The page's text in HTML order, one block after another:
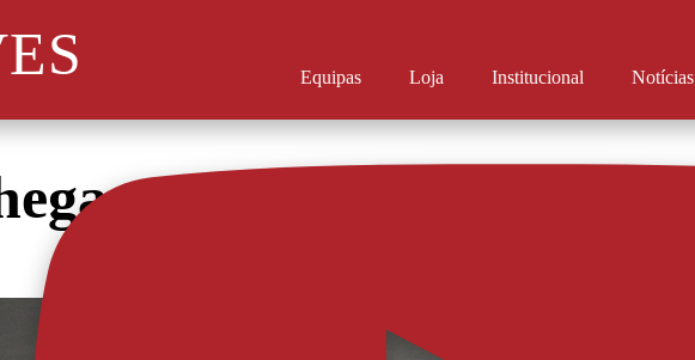
Equipas Loja Institucional Notícias
aos 150 jogos na I Liga